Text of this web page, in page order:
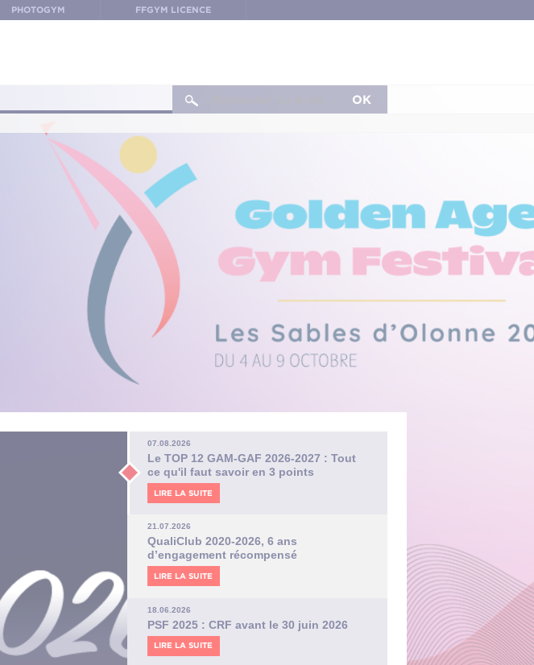
PHOTOGYM FFGYM LICENCE
OK
07.08.2026
Le TOP 12 GAM-GAF 2026-2027 : Tout
ce qu'il faut savoir en 3 points
LIRE LA SUITE
21.07.2026
QualiClub 2020-2026, 6 ans
d’engagement récompensé
LIRE LA SUITE
18.06.2026
PSF 2025 : CRF avant le 30 juin 2026
LIRE LA SUITE